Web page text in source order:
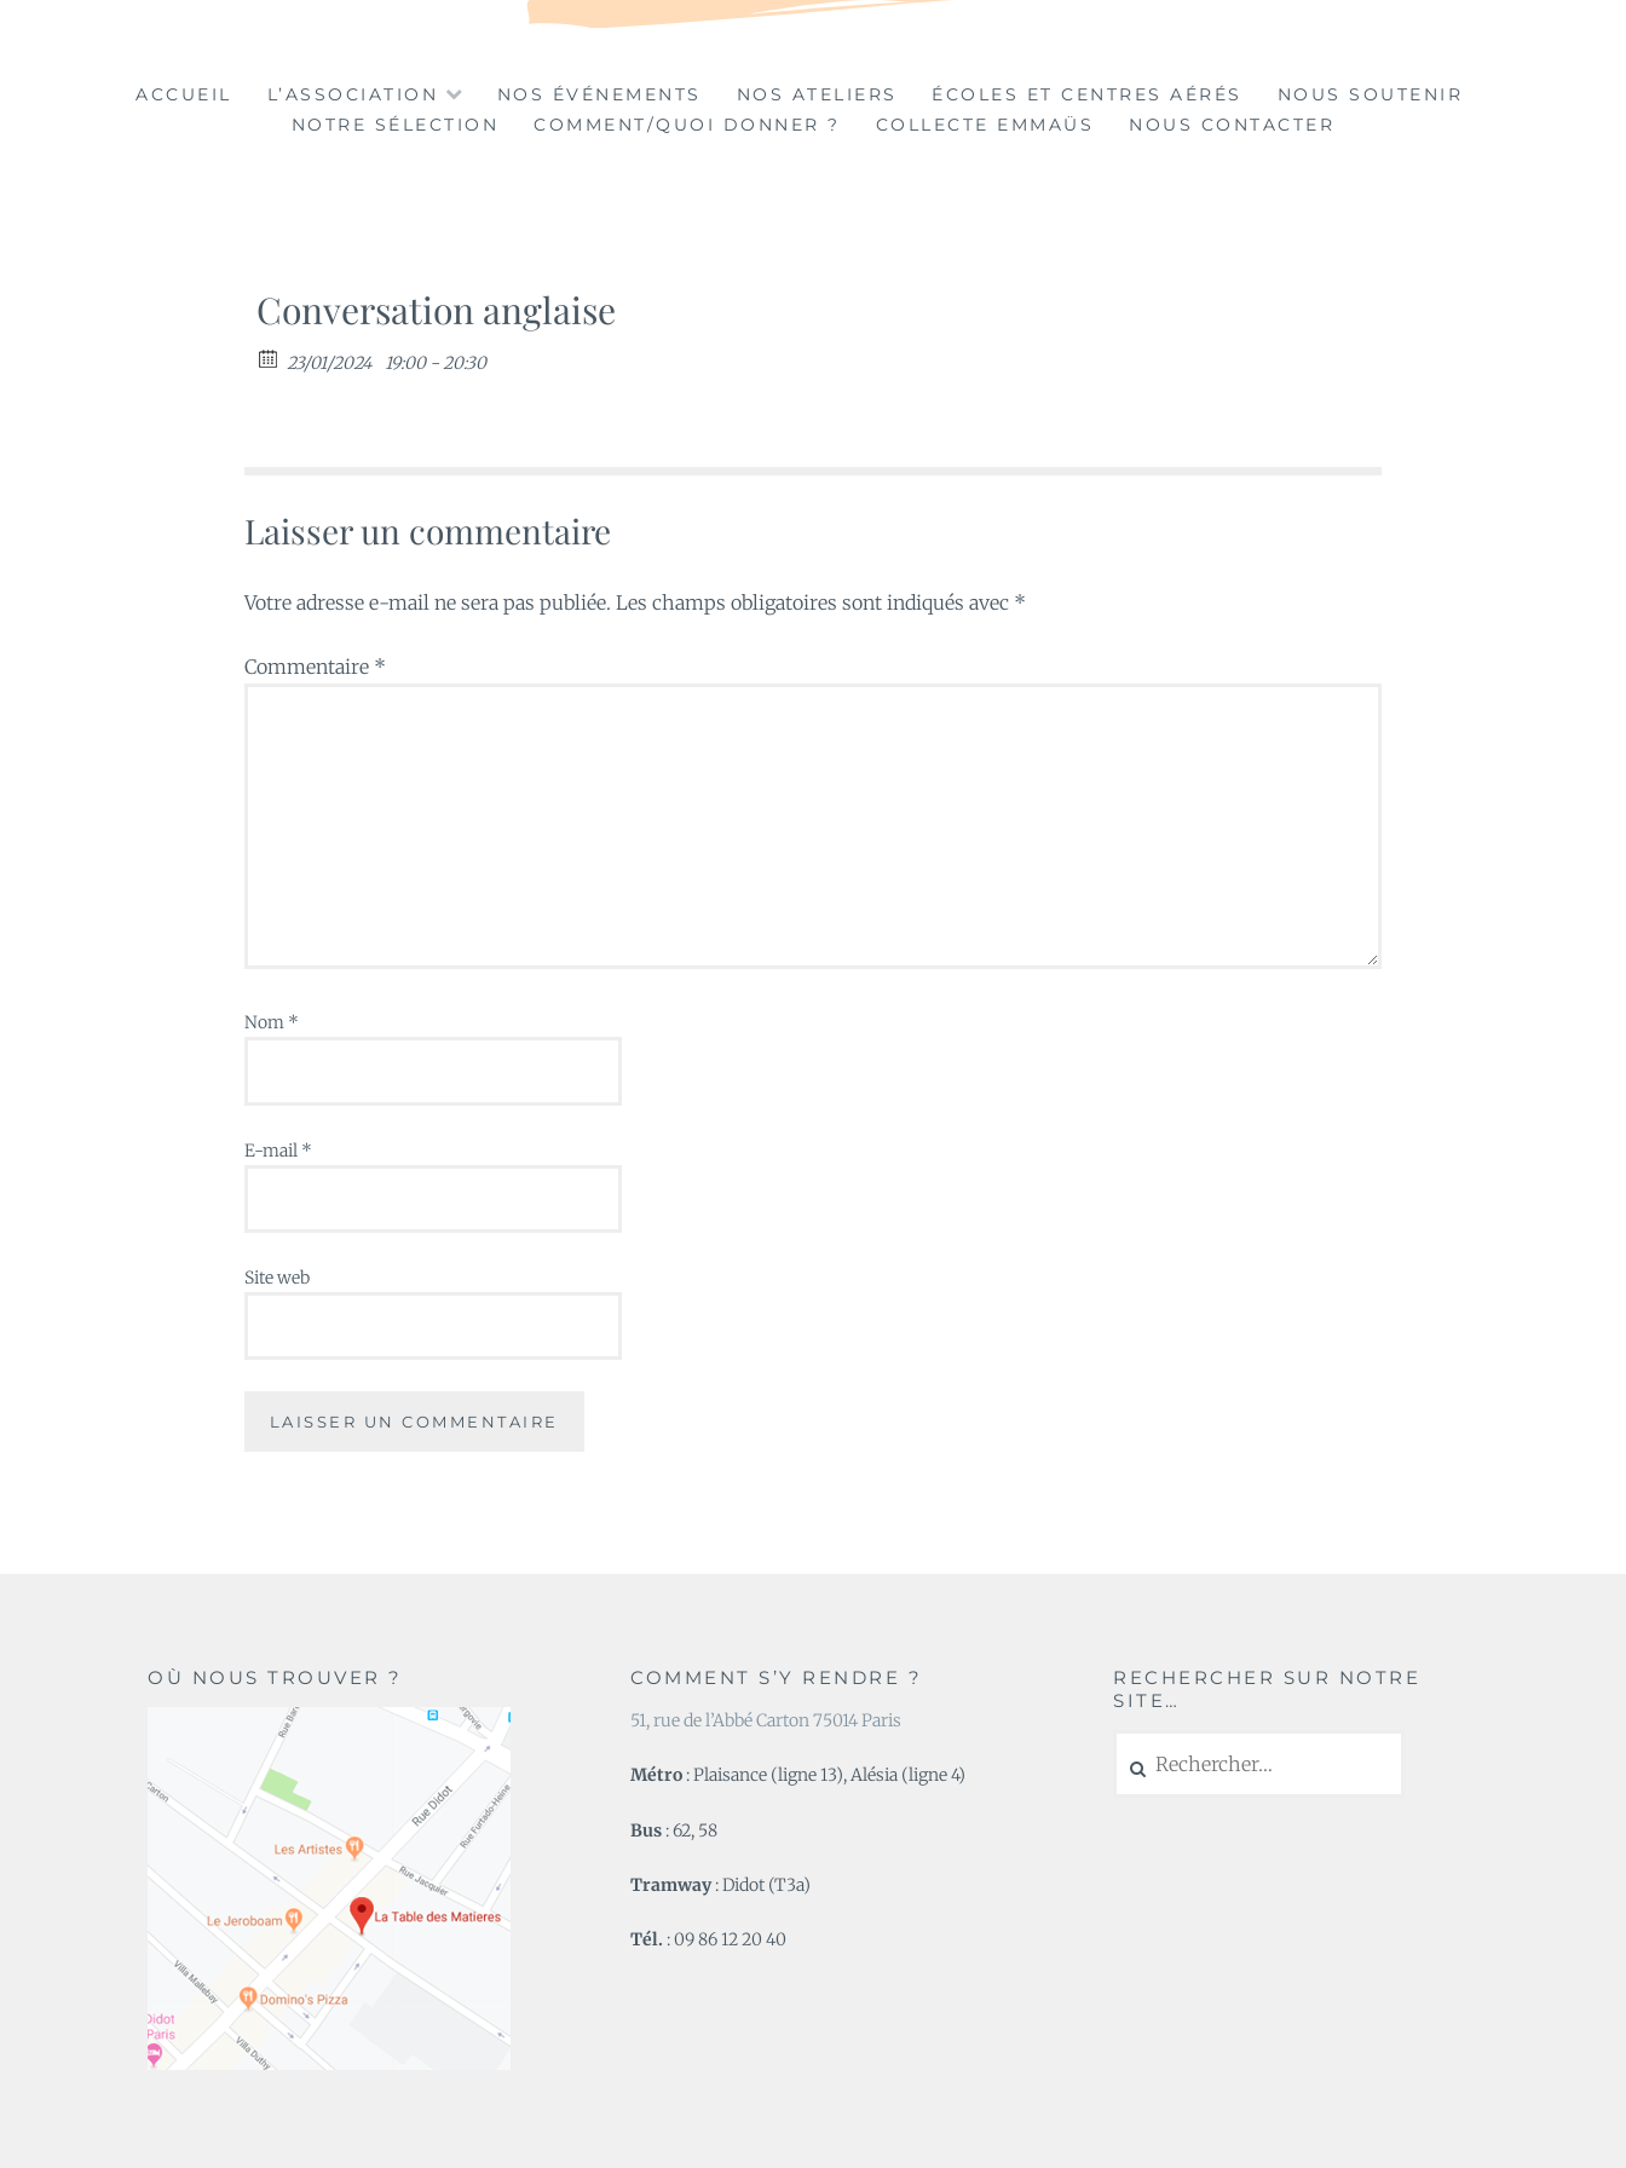
LA TABLE DES MATIÈRES
ACCUEIL L’ASSOCIATION NOS ÉVÉNEMENTS NOS ATELIERS ÉCOLES ET CENTRES AÉRÉS
NOUS SOUTENIR
NOTRE SÉLECTION
COMMENT/QUOI DONNER ? COLLECTE EMMAÜS NOUS CONTACTER
Conversation anglaise
23/01/2024 19:00 - 20:30
Laisser un commentaire
Votre adresse e-mail ne sera pas publiée. Les champs obligatoires sont indiqués avec *
Commentaire *
Nom *
E-mail *
Site web
OÙ NOUS TROUVER ? COMMENT S’Y RENDRE ?
51, rue de l’Abbé Carton 75014 Paris
Métro : Plaisance (ligne 13), Alésia (ligne 4)
Bus : 62, 58
Tramway: Didot (T3a)
Tél. : 09 86 12 20 40
RECHERCHER SUR NOTRE
SITE…